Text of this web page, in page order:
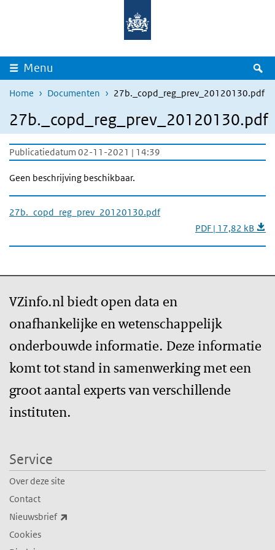
Overslaan en naar de inhoud gaan
Menu
Home Documenten 27b._copd_reg_prev_20120130.pdf
27b._copd_reg_prev_20120130.pdf
Publicatiedatum 02-11-2021 | 14:39
Geen beschrijving beschikbaar.
27b._copd_reg_prev_20120130.pdf
PDF | 17,82 kB
VZinfo.nl biedt open data en
onafhankelijke en wetenschappelijk
onderbouwde informatie. Deze informatie
komt tot stand in samenwerking met een
groot aantal experts van verschillende
instituten.
Service
Over deze site
Contact
Nieuwsbrief
Cookies